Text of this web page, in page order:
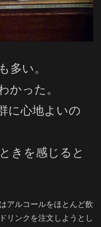
多い。
かった。
に心地よいの
きを感じると
アルコールをほとんど飲
リンクを注文しようとし